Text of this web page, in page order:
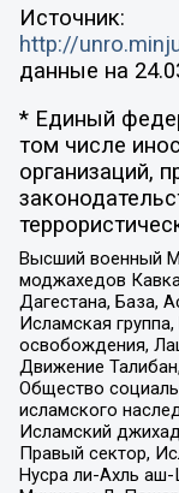
Источник:
http://
данные на
* Единый
том числе
организаций,
Высший военный
моджахедов
Дагестана, База,
Исламская
освобождения,
Движение
Общество
исламского
Исламский
Правый сектор,
Нусра ли-Ахль